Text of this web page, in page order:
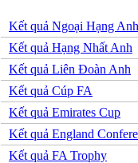
Kết quả Ngoại Hạng Anh
Kết quả Hạng Nhất Anh
Kết quả Liên Đoàn Anh
Kết quả Cúp FA
Kết quả Emirates Cup
Kết quả England
Kết quả FA Trophy